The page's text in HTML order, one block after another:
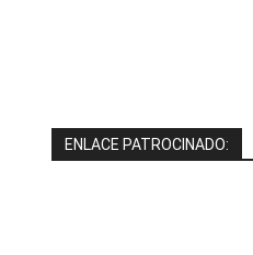
ENLACE PATROCINADO: